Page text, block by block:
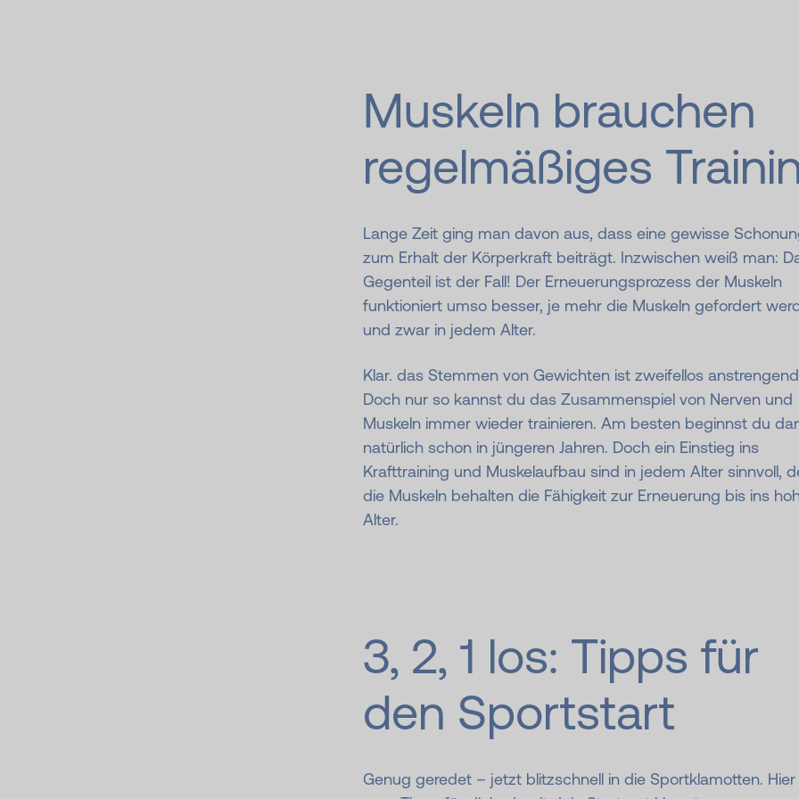
Muskeln brauchen
regelmäßiges
Lange Zeit ging man davon aus, dass eine gewisse
zum Erhalt der Körperkraft beiträgt. Inzwischen weiß man:
Gegenteil ist der Fall! Der Erneuerungsprozess der Muskeln
funktioniert umso besser, je mehr die Muskeln gefordert
und zwar in jedem Alter.
Klar. das Stemmen von Gewichten ist zweifellos
Doch nur so kannst du das Zusammenspiel von Nerven und
Muskeln immer wieder trainieren. Am besten beginnst du
natürlich schon in jüngeren Jahren. Doch ein Einstieg ins
Krafttraining und Muskelaufbau sind in jedem Alter sinnvoll,
die Muskeln behalten die Fähigkeit zur Erneuerung bis ins
Alter.
3, 2, 1 los: Tipps für
den Sportstart
Genug geredet – jetzt blitzschnell in die Sportklamotten. Hier